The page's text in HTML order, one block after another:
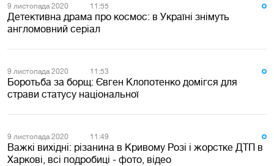
9 листопада 2020 11:55
Детективна драма про космос: в Україні знімуть
англомовний серіал
9 листопада 2020 11:53
Боротьба за борщ: Євген Клопотенко домігся для
страви статусу національної
9 листопада 2020 11:49
Важкі вихідні: різанина в Кривому Розі і жорстке ДТП в
Харкові, всі подробиці - фото, відео